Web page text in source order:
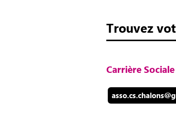
Trouvez
Carrière